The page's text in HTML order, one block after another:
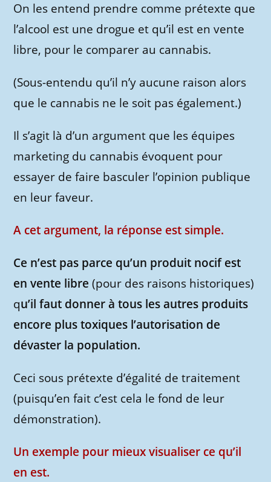
On les entend prendre comme prétexte que
l’alcool est une drogue et qu’il est en vente
libre, pour le comparer au cannabis.
(Sous-entendu qu’il n’y aucune raison alors
que le cannabis ne le soit pas également.)
Il s’agit là d’un argument que les équipes
marketing du cannabis évoquent pour
essayer de faire basculer l’opinion publique
en leur faveur.
A cet argument, la réponse est simple.
Ce n’est pas parce qu’un produit nocif est
en vente libre (pour des raisons historiques)
qu’il faut donner à tous les autres produits
encore plus toxiques l’autorisation de
dévaster la population.
Ceci sous prétexte d’égalité de traitement
(puisqu’en fait c’est cela le fond de leur
démonstration).
Un exemple pour mieux visualiser ce qu’il
en est.